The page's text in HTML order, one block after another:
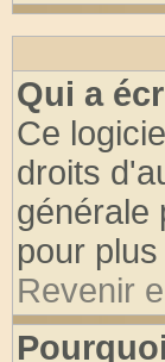
Qui a
Ce
droits
générale
pour
Revenir